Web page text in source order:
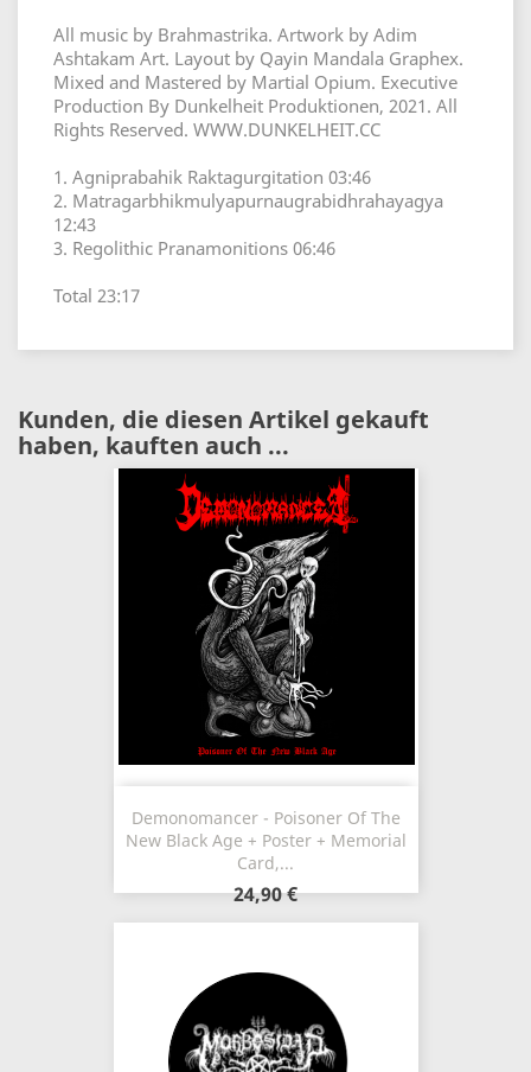
All music by Brahmastrika. Artwork by Adim
Ashtakam Art. Layout by Qayin Mandala Graphex.
Mixed and Mastered by Martial Opium. Executive
Production By Dunkelheit Produktionen, 2021. All
Rights Reserved. WWW.DUNKELHEIT.CC
1. Agniprabahik Raktagurgitation 03:46
2. Matragarbhikmulyapurnaugrabidhrahayagya
12:43
3. Regolithic Pranamonitions 06:46
Total 23:17
Kunden, die diesen Artikel gekauft
haben, kauften auch ...
Demonomancer - Poisoner Of The
New Black Age + Poster + Memorial
Card,...
24,90 €